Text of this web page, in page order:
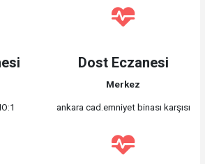
Dost Eczanesi
Merkez
ankara cad.emniyet binası karşısı